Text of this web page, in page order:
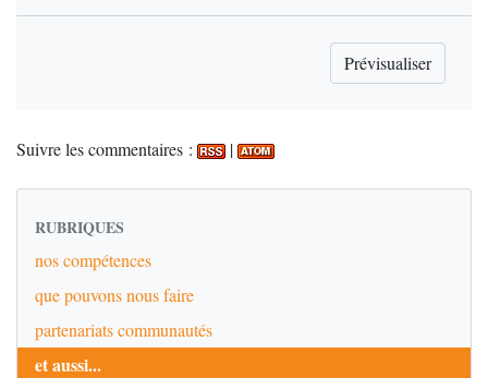
Suivre les commentaires : |
RUBRIQUES
nos compétences
que pouvons nous faire
partenariats communautés
et aussi...